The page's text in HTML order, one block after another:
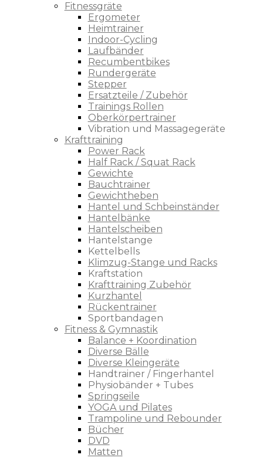
Fitnessgräte
Ergometer
Heimtrainer
Indoor-Cycling
Laufbänder
Recumbentbikes
Rundergeräte
Stepper
Ersatzteile / Zubehör
Trainings Rollen
Oberkörpertrainer
Vibration und Massagegeräte
Krafttraining
Power Rack
Half Rack / Squat Rack
Gewichte
Bauchtrainer
Gewichtheben
Hantel und Schbeinständer
Hantelbänke
Hantelscheiben
Hantelstange
Kettelbells
Klimzug-Stange und Racks
Kraftstation
Krafttraining Zubehör
Kurzhantel
Rückentrainer
Sportbandagen
Fitness & Gymnastik
Balance + Koordination
Diverse Bälle
Diverse Kleingeräte
Handtrainer / Fingerhantel
Physiobänder + Tubes
Springseile
YOGA und Pilates
Trampoline und Rebounder
Bücher
DVD
Matten